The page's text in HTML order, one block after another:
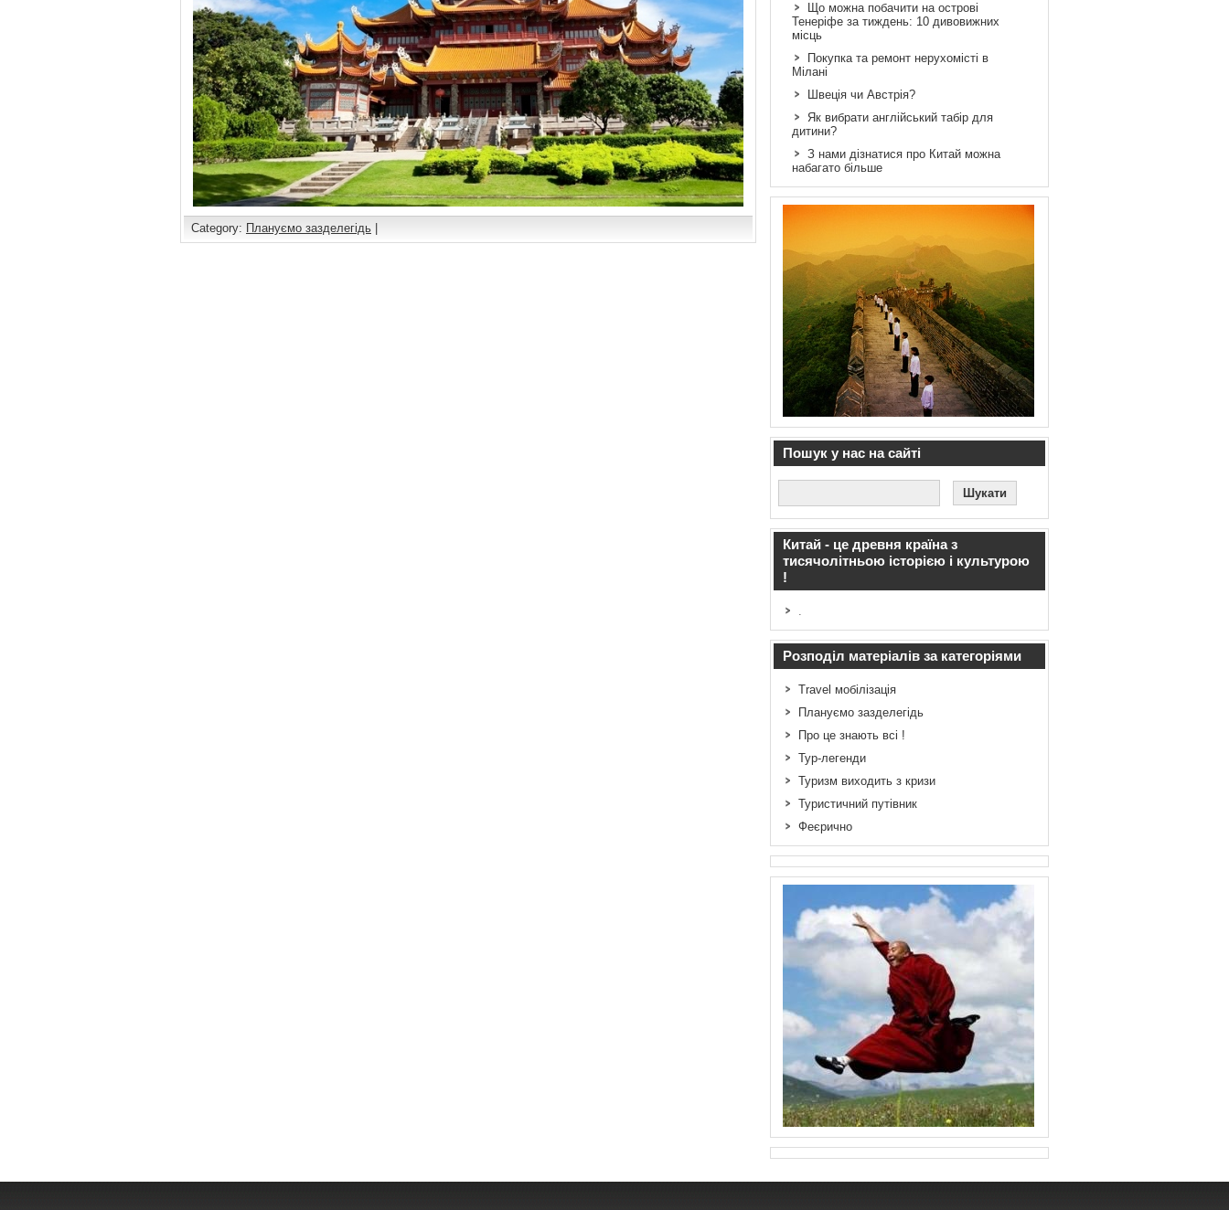
Category: Плануємо зазделегідь
Що можна побачити на острові
Тенеріфе за тиждень: 10 дивовижних
місць
Покупка та ремонт нерухомісті в
Мілані
Швеція чи Австрія?
Як вибрати англійський табір для
дитини?
З нами дізнатися про Китай можна
набагато більше
Пошук у нас на сайті
Китай - це древня країна з
тисячолітньою історією і культурою
!
.
Розподіл матеріалів за категоріями
Travel мобілізація
Плануємо зазделегідь
Про це знають всі !
Тур-легенди
Туризм виходить з кризи
Туристичний путівник
Феєрично